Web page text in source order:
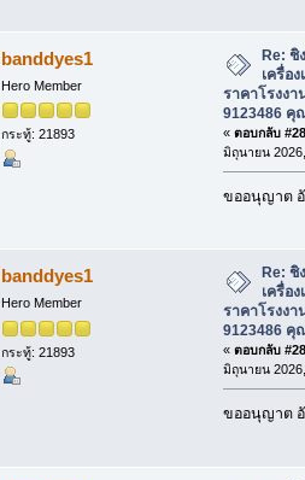
banddyes1
Hero Member
กระทู้: 21893
Re: ชิ
เครื่อ
ราคาโรงงา
9123486 คุ
« ตอบกลับ
มิถุนายน
ขออนุญาต
banddyes1
Hero Member
กระทู้: 21893
Re: ชิ
เครื่อ
ราคาโรงงา
9123486 คุ
« ตอบกลับ
มิถุนายน
ขออนุญาต